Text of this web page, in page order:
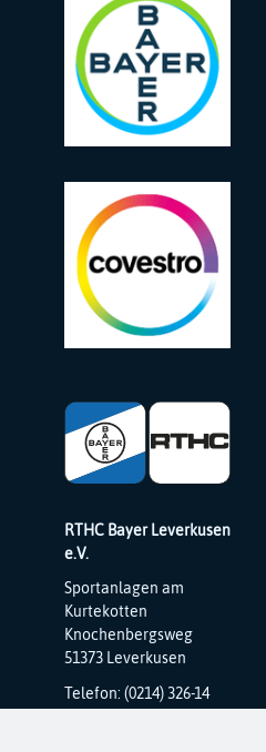
RTHC Bayer Leverkusen
e.V.
Sportanlagen am
Kurtekotten
Knochenbergsweg
51373 Leverkusen
Telefon: (0214) 326-14